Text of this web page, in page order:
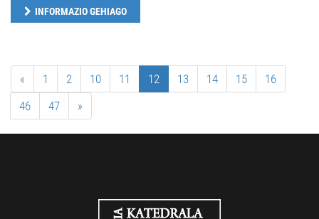
INFORMAZIO GEHIAGO
« 1 2 10 11 12 13 14 15
16
46
47 »